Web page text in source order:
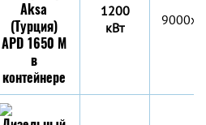
1200
кВт